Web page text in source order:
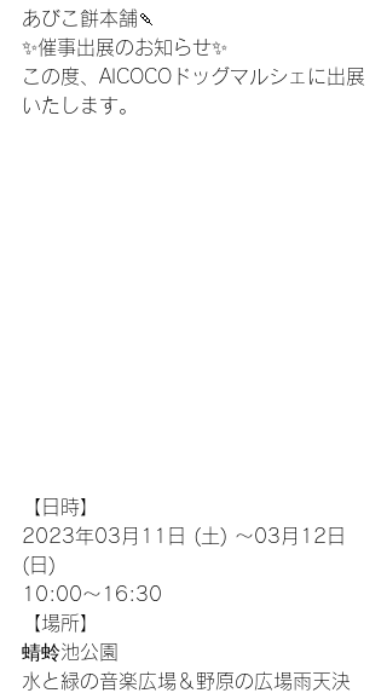
あびこ餅本舗🍡
✨催事出展のお知らせ✨
この度、AICOCOドッグマルシェに出展
いたします。
【日時】
2023年03月11日 (土) 〜03月12日
(日)
10:00～16:30
【場所】
蜻蛉池公園
水と緑の音楽広場＆野原の広場雨天決